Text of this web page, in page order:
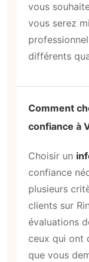
vous
vous serez
différents
Comment
confiance à
Choisir un
confiance
plusieurs
clients sur
évaluations
ceux qui ont
que vous